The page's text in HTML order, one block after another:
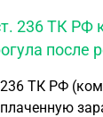
и
в суд по
236 ТК РФ
после
ТК РФ